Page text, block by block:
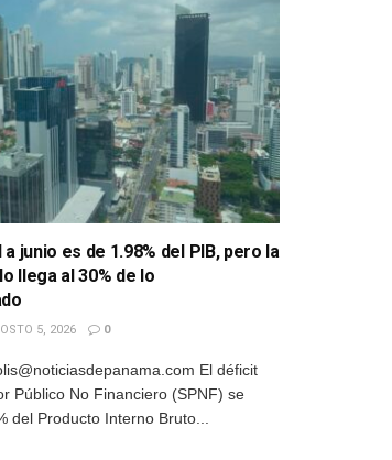
junio es de 1.98% del PIB, pero la
llega al 30% de lo
5, 2026 0
El déficit
Público No Financiero (SPNF) se
del Producto Interno Bruto...